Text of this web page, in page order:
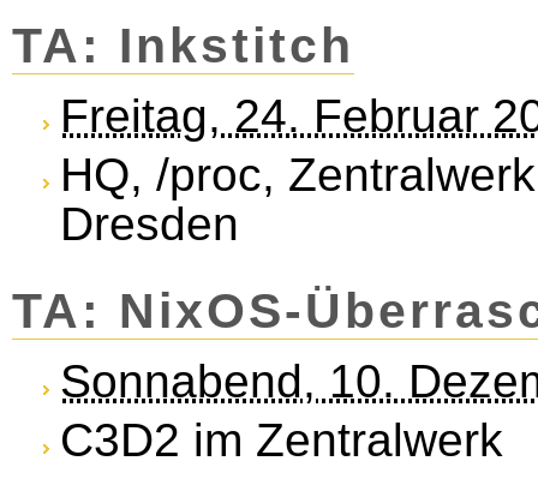
TA: Inkstitch
Freitag, 24. Februar
HQ, /proc,
Dresden
TA: NixOS-
Sonnabend, 10.
C3D2 im Zentralwerk